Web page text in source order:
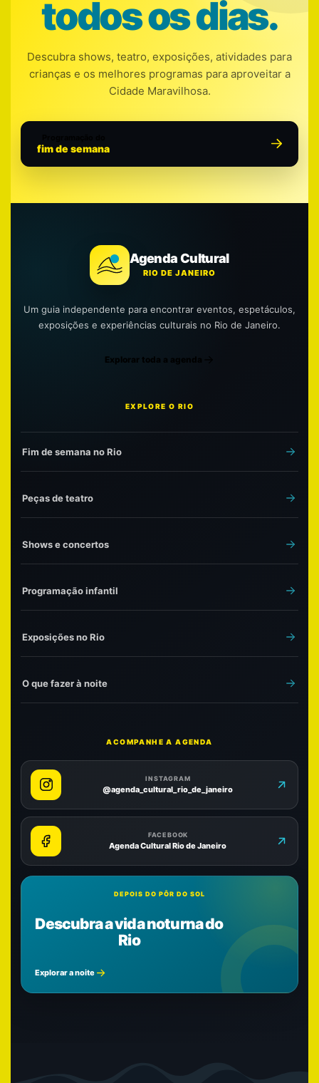
todos os dias.
Descubra shows, teatro, exposições, atividades para
crianças e os melhores programas para aproveitar a
Cidade Maravilhosa.
fim de semana
Agenda Cultural
RIO DE JANEIRO
Um guia independente para encontrar eventos, espetáculos,
exposições e experiências culturais no Rio de Janeiro.
Explorar toda a agenda
EXPLORE O RIO
Fim de semana no Rio
Peças de teatro
Shows e concertos
Programação infantil
Exposições no Rio
O que fazer à noite
ACOMPANHE A AGENDA
INSTAGRAM
@agenda_cultural_rio_de_janeiro
FACEBOOK
Agenda Cultural Rio de Janeiro
DEPOIS DO PÔR DO SOL
Descubra a vida noturna do
Rio
Explorar a noite